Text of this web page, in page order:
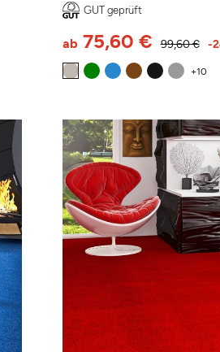
GUT geprüft
99,60 €
ab 75,60 € -